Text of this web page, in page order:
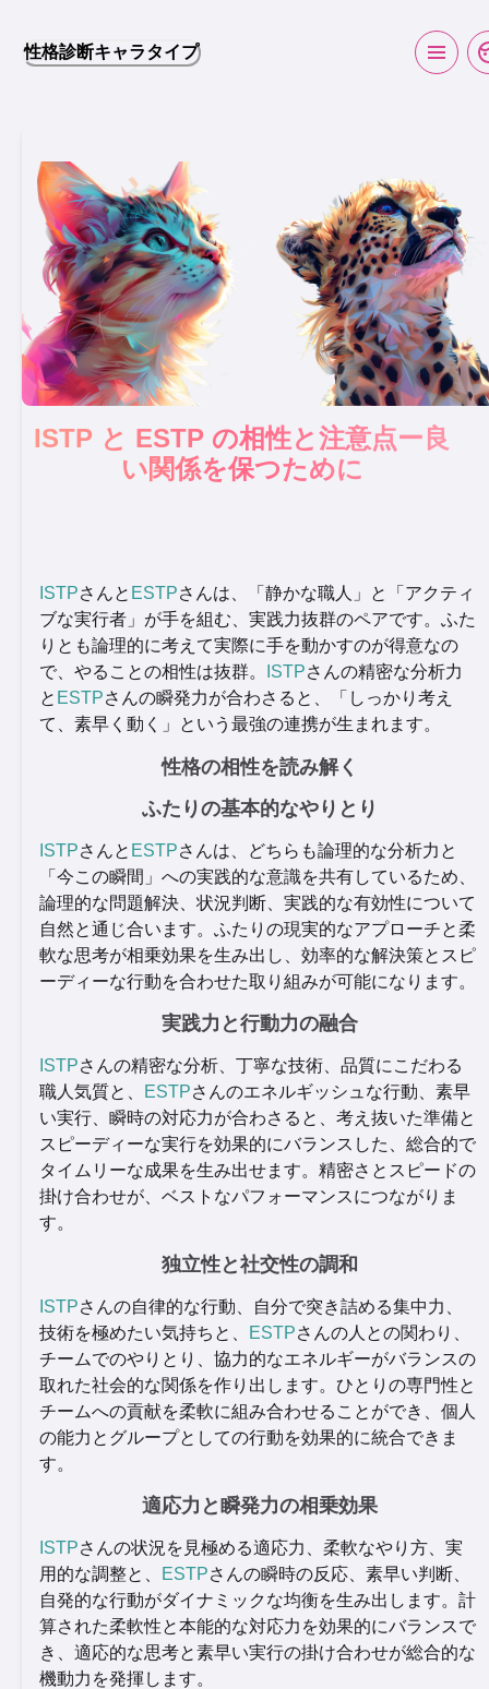
性格診断キャラタイプ
ISTP と ESTP の相性と注意点ー良
い関係を保つために
ISTPさんと ESTPさんは、「静かな職人」と「アクティ
ブな実行者」が手を組む、実践力抜群のペアです。ふた
りとも論理的に考えて実際に手を動かすのが得意なの
で、やることの相性は抜群。
ISTPさんの精密な分析力
と ESTPさんの瞬発力が合わさると、「しっかり考え
て、素早く動く」という最強の連携が生まれます。
性格の相性を読み解く
ふたりの基本的なやりとり
ISTPさんと ESTPさんは、どちらも論理的な分析力と
「今この瞬間」への実践的な意識を共有しているため、
論理的な問題解決、状況判断、実践的な有効性について
自然と通じ合います。ふたりの現実的なアプローチと柔
軟な思考が相乗効果を生み出し、効率的な解決策とスピ
ーディーな行動を合わせた取り組みが可能になります。
実践力と行動力の融合
ISTPさんの精密な分析、丁寧な技術、品質にこだわる
職人気質と、
ESTPさんのエネルギッシュな行動、素早
い実行、瞬時の対応力が合わさると、考え抜いた準備と
スピーディーな実行を効果的にバランスした、総合的で
タイムリーな成果を生み出せます。精密さとスピードの
掛け合わせが、ベストなパフォーマンスにつながりま
す。
独立性と社交性の調和
ISTPさんの自律的な行動、自分で突き詰める集中力、
技術を極めたい気持ちと、
ESTPさんの人との関わり、
チームでのやりとり、協力的なエネルギーがバランスの
取れた社会的な関係を作り出します。ひとりの専門性と
チームへの貢献を柔軟に組み合わせることができ、個人
の能力とグループとしての行動を効果的に統合できま
す。
適応力と瞬発力の相乗効果
ISTPさんの状況を見極める適応力、柔軟なやり方、実
用的な調整と、
ESTPさんの瞬時の反応、素早い判断、
自発的な行動がダイナミックな均衡を生み出します。計
算された柔軟性と本能的な対応力を効果的にバランスで
き、適応的な思考と素早い実行の掛け合わせが総合的な
機動力を発揮します。